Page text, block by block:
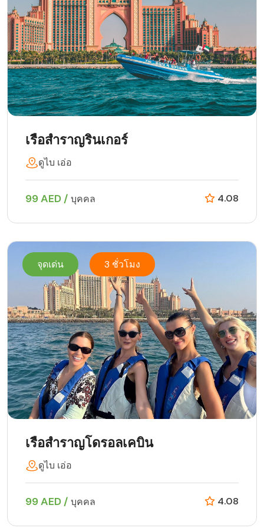
เรือสำราญรินเกอร์
ดูไบ เอ่อ
99 AED / บุคคล 4.08
จุดเด่น 3 ชั่วโมง
เรือสำราญโดรอลเคบิน
ดูไบ เอ่อ
99 AED / บุคคล 4.08